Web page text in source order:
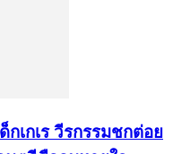
กเกเร วีรกรรมชกต่อย